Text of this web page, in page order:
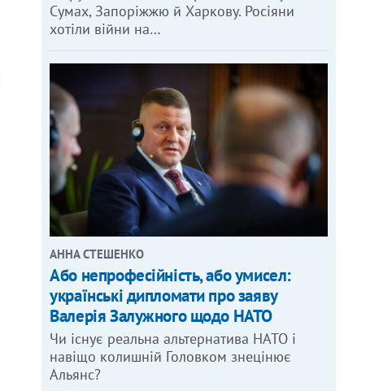
Сумах, Запоріжжю й Харкову. Росіяни
хотіли війни на…
АННА СТЕШЕНКО
Або непрофесійність, або умисел:
українські дипломати про заяву
Валерія Залужного щодо НАТО
Чи існує реальна альтернатива НАТО і
навіщо колишній Головком знецінює
Альянс?